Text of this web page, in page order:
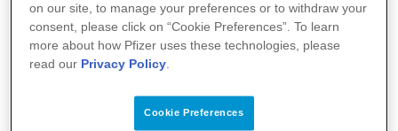
conmemora del 24 al 30 de abril con el
lema “ Vacunas, en pos de una larga vida bien
vivida ”. El foro celebrado hoy ha contado con la
presencia del Dr. Federico Martinón, jefe del
Servicio de Pediatría del Hospital Clínico
on our site, to manage your preferences or to withdraw your
consent, please click on “Cookie Preferences”. To learn
more about how Pfizer uses these technologies, please
read our Privacy Policy
Cookie Preferences